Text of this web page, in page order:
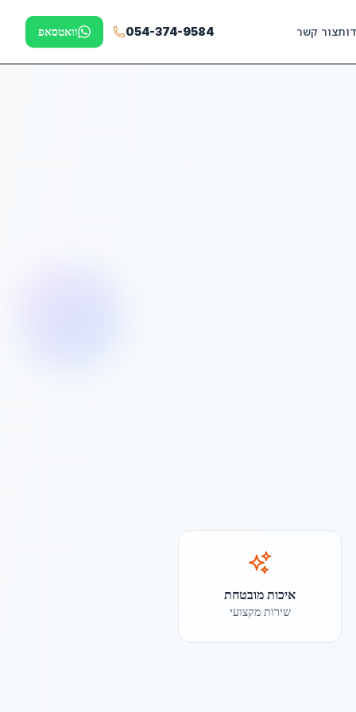
צור קשר 054-374-9584 וואטסאפ
איכות מובטחת
שירות מקצועי